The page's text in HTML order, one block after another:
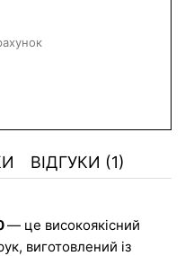
ВІДГУКИ (1)
— це високоякісний
виготовлений із